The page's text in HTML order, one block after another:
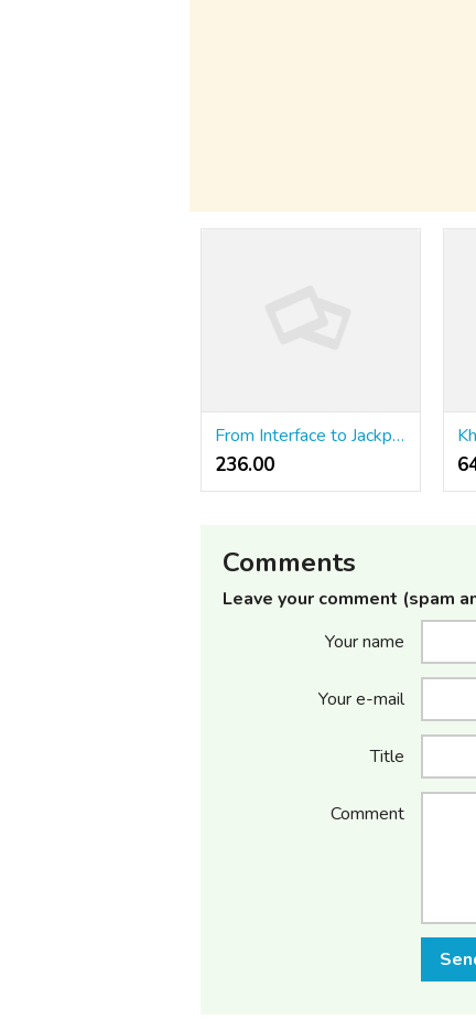
From Interface to Jackpots: WINPH Casino Reviewed
236.00 ₹
Comments
Leave your comment (spam
Your name
Your e-mail
Title
Comment